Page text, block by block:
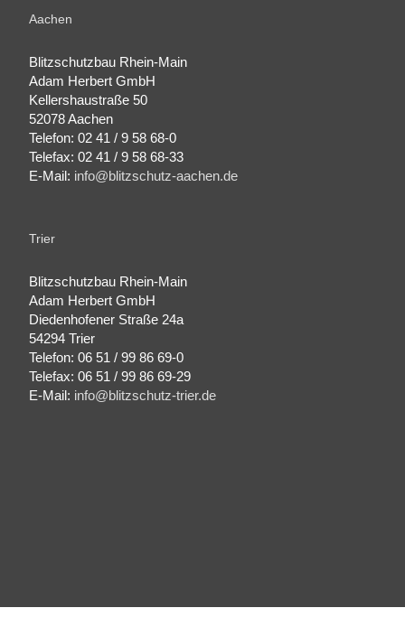
Aachen
Blitzschutzbau Rhein-Main
Adam Herbert GmbH
Kellershaustraße 50
52078 Aachen
Telefon: 02 41 / 9 58 68-0
Telefax: 02 41 / 9 58 68-33
E-Mail: info@blitzschutz-aachen.de
Trier
Blitzschutzbau Rhein-Main
Adam Herbert GmbH
Diedenhofener Straße 24a
54294 Trier
Telefon: 06 51 / 99 86 69-0
Telefax: 06 51 / 99 86 69-29
E-Mail: info@blitzschutz-trier.de